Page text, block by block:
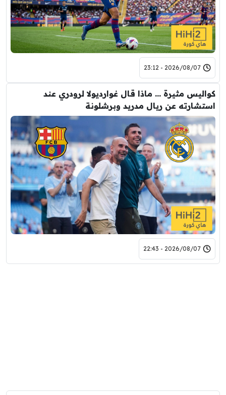
2026/08/07 - 23:12
كواليس مثيرة … ماذا قال غوارديولا لرودري عند
استشارته عن ريال مدريد وبرشلونة
2026/08/07 - 22:43